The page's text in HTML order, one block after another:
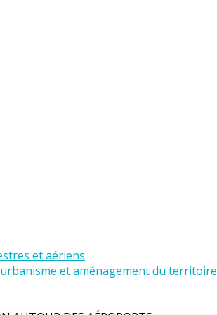
et aériens
et aménagement du territoire